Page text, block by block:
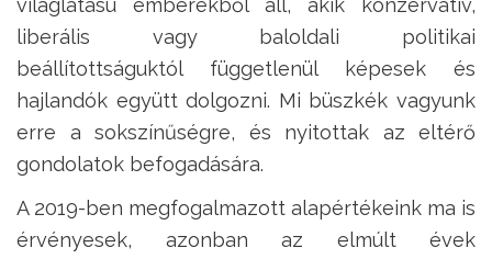
világlátású emberekből áll, akik konzervatív,
liberális vagy baloldali politikai
beállítottságuktól függetlenül képesek és
hajlandók együtt dolgozni. Mi büszkék vagyunk
erre a sokszínűségre, és nyitottak az eltérő
gondolatok befogadására.
A 2019-ben megfogalmazott alapértékeink ma is
érvényesek, azonban az elmúlt évek